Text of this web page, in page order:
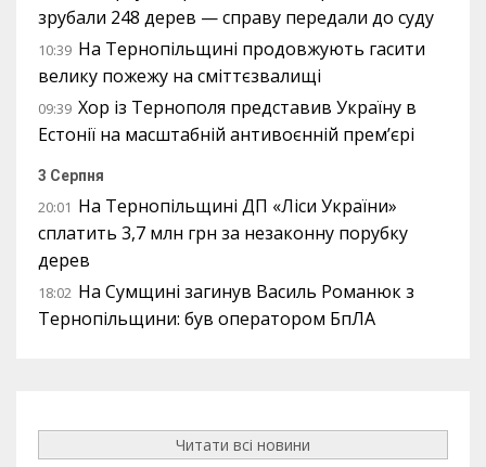
зрубали 248 дерев — справу передали до суду
10:39 На Тернопільщині продовжують гасити
велику пожежу на сміттєзвалищі
09:39 Хор із Тернополя представив Україну в
Естонії на масштабній антивоєнній прем’єрі
3 Серпня
20:01 На Тернопільщині ДП «Ліси України»
сплатить 3,7 млн грн за незаконну порубку
дерев
18:02 На Сумщині загинув Василь Романюк з
Тернопільщини: був оператором БпЛА
Читати всі новини